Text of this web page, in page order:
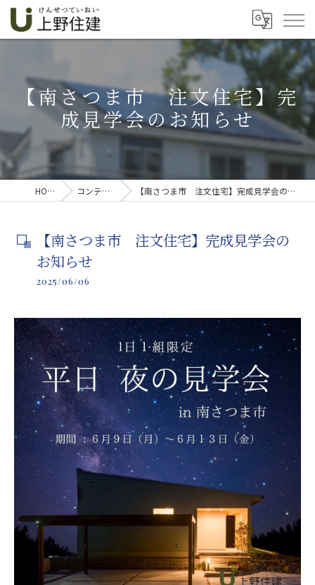
【南さつま市 注文住宅】完
成見学会のお知らせ
HOME コンテンツ 【南さつま市 注文住宅】完成見学会のお知らせ
【南さつま市 注文住宅】完成見学会の
お知らせ
2025/06/06